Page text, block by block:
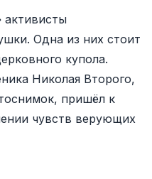
активисты
Одна из них стоит
купола.
Николая Второго,
пришёл к
чувств верующих